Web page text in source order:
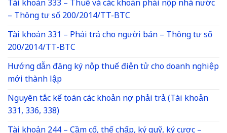
Tài khoản 333 – Thuế và các khoản phải nộp nhà nước
– Thông tư số 200/2014/TT-BTC
Tài khoản 331 – Phải trả cho người bán – Thông tư số
200/2014/TT-BTC
Hướng dẫn đăng ký nộp thuế điện tử cho doanh nghiệp
mới thành lập
Nguyên tắc kế toán các khoản nợ phải trả (Tài khoản
331, 336, 338)